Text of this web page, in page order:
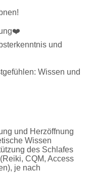
und
Wissen und
und Herzöffnung
Wissen
des Schlafes
CQM, Access
je nach